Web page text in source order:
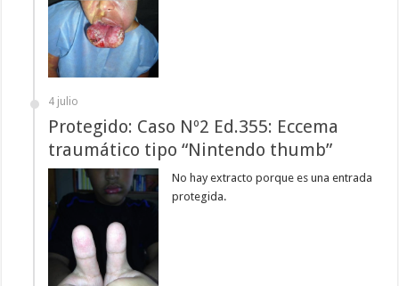
4 julio
Protegido: Caso Nº2 Ed.355: Eccema
traumático tipo “Nintendo thumb”
No hay extracto porque es una entrada
protegida.